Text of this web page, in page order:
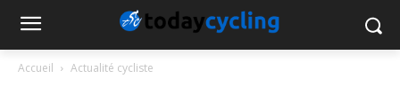
Accueil Actualité cycliste